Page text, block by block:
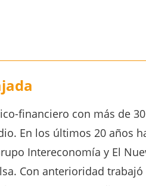
financiero con más de
En los últimos 20 años
Intereconomía y El
Con anterioridad trabajó